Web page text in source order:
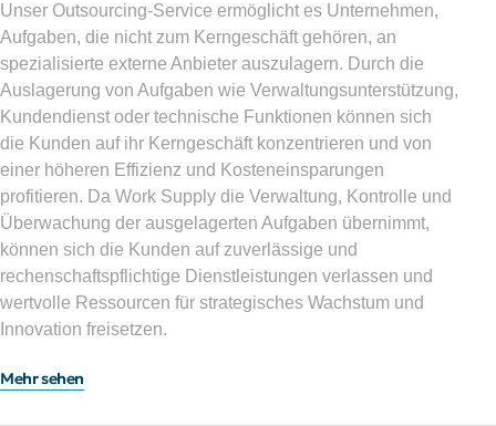
Unser Outsourcing-Service ermöglicht es Unternehmen,
Aufgaben, die nicht zum Kerngeschäft gehören, an
spezialisierte externe Anbieter auszulagern. Durch die
Auslagerung von Aufgaben wie Verwaltungsunterstützung,
Kundendienst oder technische Funktionen können sich
die Kunden auf ihr Kerngeschäft konzentrieren und von
einer höheren Effizienz und Kosteneinsparungen
profitieren. Da Work Supply die Verwaltung, Kontrolle und
Überwachung der ausgelagerten Aufgaben übernimmt,
können sich die Kunden auf zuverlässige und
rechenschaftspflichtige Dienstleistungen verlassen und
wertvolle Ressourcen für strategisches Wachstum und
Innovation freisetzen.
Mehr sehen